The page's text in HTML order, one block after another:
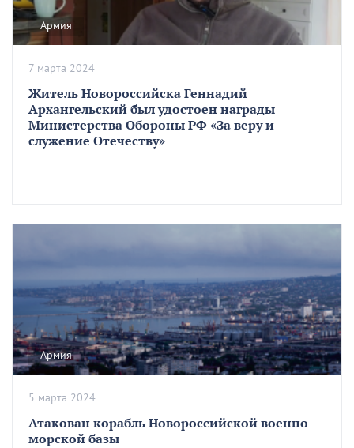
Армия
Житель Новороссийска Геннадий
Архангельский был удостоен награды
Министерства Обороны РФ «За веру и
служение Отечеству»
7 марта 2024
Армия
Атакован корабль Новороссийской военно-
морской базы
5 марта 2024